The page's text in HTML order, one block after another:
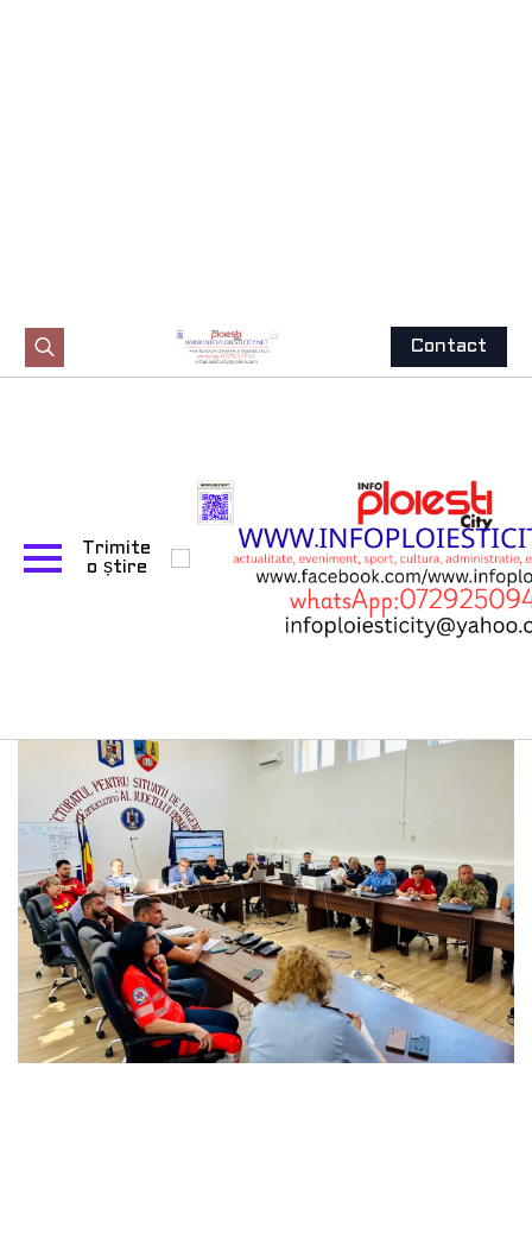
ISU PRAHOVA.EXERCIȚIU
– SEISM 2025 .Bilanțul
general în urma situațiilor
operative în județ